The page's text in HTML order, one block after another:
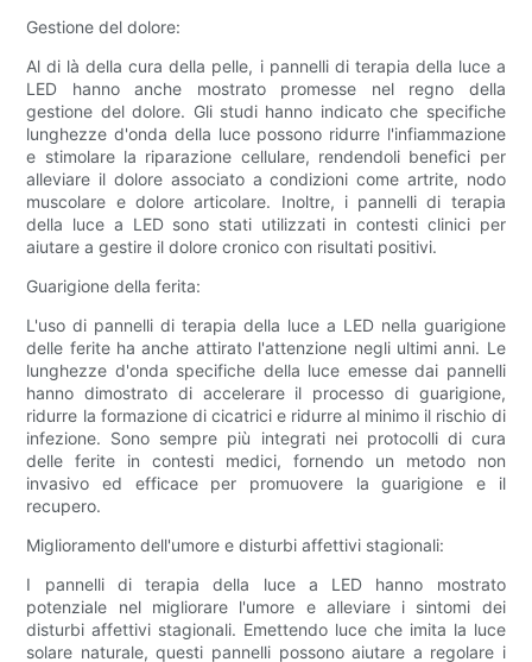
Gestione del dolore:
Al di là della cura della pelle, i pannelli di terapia della luce a
LED hanno anche mostrato promesse nel regno della
gestione del dolore. Gli studi hanno indicato che specifiche
lunghezze d'onda della luce possono ridurre l'infiammazione
e stimolare la riparazione cellulare, rendendoli benefici per
alleviare il dolore associato a condizioni come artrite, nodo
muscolare e dolore articolare. Inoltre, i pannelli di terapia
della luce a LED sono stati utilizzati in contesti clinici per
aiutare a gestire il dolore cronico con risultati positivi.
Guarigione della ferita:
L'uso di pannelli di terapia della luce a LED nella guarigione
delle ferite ha anche attirato l'attenzione negli ultimi anni. Le
lunghezze d'onda specifiche della luce emesse dai pannelli
hanno dimostrato di accelerare il processo di guarigione,
ridurre la formazione di cicatrici e ridurre al minimo il rischio di
infezione. Sono sempre più integrati nei protocolli di cura
delle ferite in contesti medici, fornendo un metodo non
invasivo ed efficace per promuovere la guarigione e il
recupero.
Miglioramento dell'umore e disturbi affettivi stagionali:
I pannelli di terapia della luce a LED hanno mostrato
potenziale nel migliorare l'umore e alleviare i sintomi dei
disturbi affettivi stagionali. Emettendo luce che imita la luce
solare naturale, questi pannelli possono aiutare a regolare i